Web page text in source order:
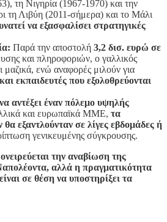
τη Νιγηρία (1967-1970) και την
τη Λιβύη (2011-σήμερα) και το Μάλι
να εξασφαλίσει στρατηγικές
Παρά την αποστολή 3,2 δισ. ευρώ σε
και πληροφοριών, ο γαλλικός
μαζικά, ενώ αναφορές μιλούν για
εκπαιδευτές που εξολοθρεύονται
αντέξει έναν πόλεμο υψηλής
και ευρωπαϊκά ΜΜΕ, τα
εξαντλούνταν σε λίγες εβδομάδες ή
γενικευμένης σύγκρουσης.
την αναβίωση της
αλλά η πραγματικότητα
σε θέση να υποστηρίξει τα